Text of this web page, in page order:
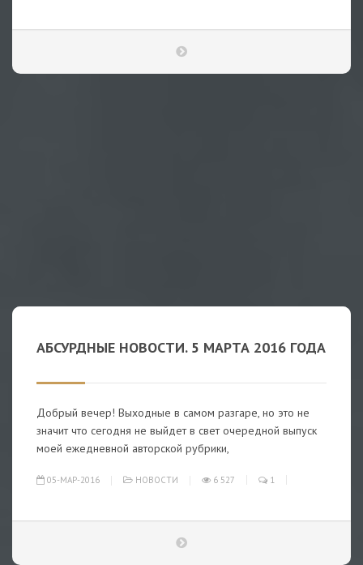
АБСУРДНЫЕ НОВОСТИ. 5 МАРТА 2016 ГОДА
Добрый вечер! Выходные в самом разгаре, но это не
значит что сегодня не выйдет в свет очередной выпуск
моей ежедневной авторской рубрики,
05-МАР-2016 НОВОСТИ 6 527 1